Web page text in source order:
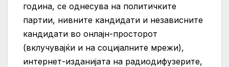
година, се однесува на политичките
партии, нивните кандидати и независните
кандидати во онлајн-просторот
(вклучувајќи и на социјалните мрежи),
интернет-изданијата на радиодифузерите,